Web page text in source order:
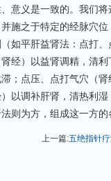
意义是一致的。我们
施之于特定的经脉穴
如平肝益肾法：点打
经）以益肾调精，清
；点压、点打气穴（
）以调补肝肾，清热利
则为方，组成这一方的
上一篇:五绝指针